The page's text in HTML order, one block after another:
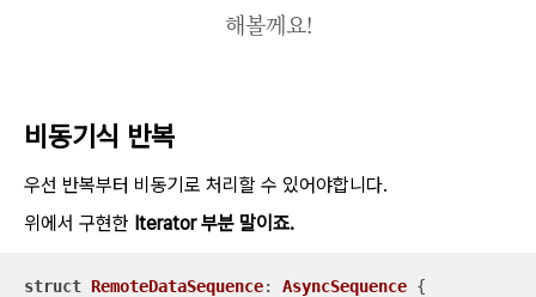
해볼께요!
비동기식 반복
우선 반복부터 비동기로 처리할 수 있어야합니다.
위에서 구현한 Iterator 부분 말이죠.
struct RemoteDataSequence: AsyncSequence {